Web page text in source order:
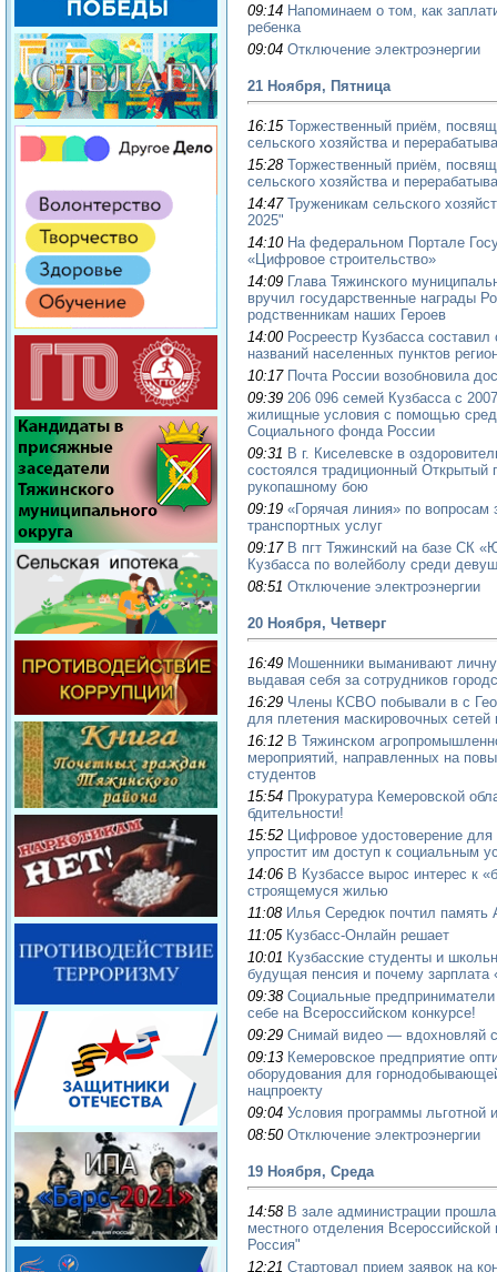
09:14 Напоминаем о том, как
ребенка
09:04 Отключение электроэнергии
21 Ноября, Пятница
16:15 Торжественный приём,
сельского хозяйства и
15:28 Торжественный приём,
сельского хозяйства и
14:47 Труженикам сельского
2025"
14:10 На федеральном Портале
«Цифровое строительство»
14:09 Глава Тяжинского
вручил государственные награды
родственникам наших Героев
14:00 Росреестр Кузбасса
названий населенных пунктов
10:17 Почта России возобновила
09:39 206 096 семей Кузбасса с
жилищные условия с помощью
Социального фонда России
09:31 В г. Киселевске в
состоялся традиционный Открытый
рукопашному бою
09:19 «Горячая линия» по вопросам
транспортных услуг
09:17 В пгт Тяжинский на базе СК
Кузбасса по волейболу среди
08:51 Отключение электроэнергии
20 Ноября, Четверг
16:49 Мошенники выманивают
выдавая себя за сотрудников
16:29 Члены КСВО побывали в с
для плетения маскировочных
16:12 В Тяжинском
мероприятий, направленных на
студентов
15:54 Прокуратура Кемеровской
бдительности!
15:52 Цифровое удостоверение
упростит им доступ к социальным
14:06 В Кузбассе вырос интерес к
строящемуся жилью
11:08 Илья Середюк почтил память
11:05 Кузбасс-Онлайн решает
10:01 Кузбасские студенты и
будущая пенсия и почему зарплата
09:38 Социальные предприниматели
себе на Всероссийском конкурсе!
09:29 Снимай видео — вдохновляй
09:13 Кемеровское предприятие
оборудования для
нацпроекту
09:04 Условия программы льготной
08:50 Отключение электроэнергии
19 Ноября, Среда
14:58 В зале администрации
местного отделения
Россия"
12:21 Стартовал прием заявок на